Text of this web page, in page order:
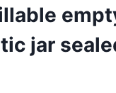
jar